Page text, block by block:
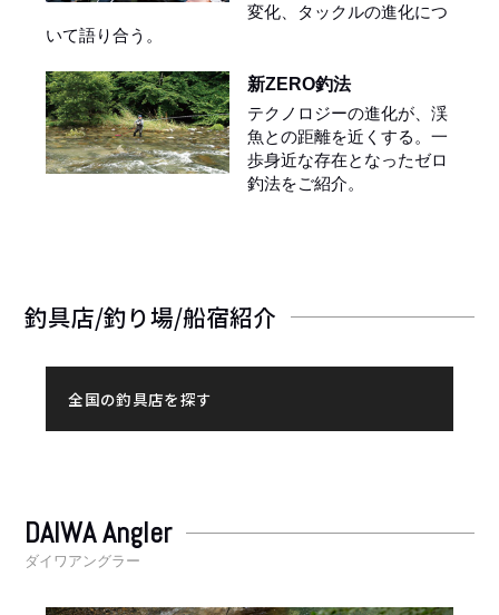
変化、タックルの進化につ
いて語り合う。
新ZERO釣法
テクノロジーの進化が、渓
魚との距離を近くする。一
歩身近な存在となったゼロ
釣法をご紹介。
釣具店/釣り場/船宿紹介
全国の釣具店を探す
DAIWA Angler
ダイワアングラー